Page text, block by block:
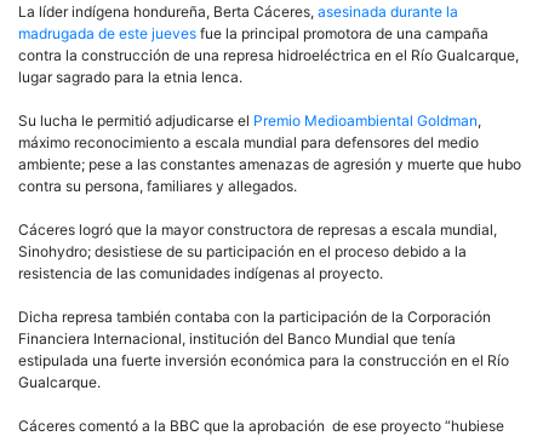
La líder indígena hondureña, Berta Cáceres, asesinada durante la
madrugada de este jueves fue la principal promotora de una campaña
contra la construcción de una represa hidroeléctrica en el Río Gualcarque,
lugar sagrado para la etnia lenca.
Su lucha le permitió adjudicarse el Premio Medioambiental Goldman,
máximo reconocimiento a escala mundial para defensores del medio
ambiente; pese a las constantes amenazas de agresión y muerte que hubo
contra su persona, familiares y allegados.
Cáceres logró que la mayor constructora de represas a escala mundial,
Sinohydro; desistiese de su participación en el proceso debido a la
resistencia de las comunidades indígenas al proyecto.
Dicha represa también contaba con la participación de la Corporación
Financiera Internacional, institución del Banco Mundial que tenía
estipulada una fuerte inversión económica para la construcción en el Río
Gualcarque.
Cáceres comentó a la BBC que la aprobación de ese proyecto “hubiese